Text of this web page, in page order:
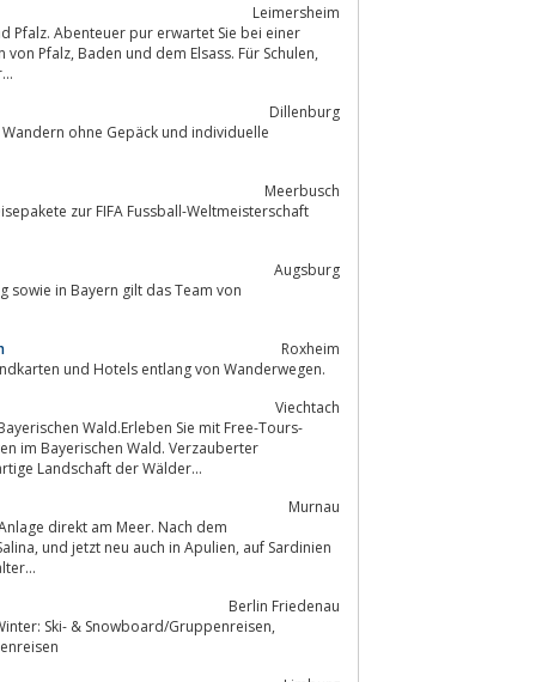
Leimersheim
Pfalz. Abenteuer pur erwartet Sie bei einer
Dillenburg
Meerbusch
zur FIFA Fussball-Weltmeisterschaft
Augsburg
sowie in Bayern gilt das Team von
Roxheim
finden Sie alles was Sie brauchen: Wegbeschreibungen, Landkarten und Hotels entlang von Wanderwegen.
Viechtach
Wald.Erleben Sie mit Free-Tours-
im Bayerischen Wald. Verzauberter
Landschaft der Wälder...
Murnau
direkt am Meer. Nach dem
Berlin Friedenau
Ski- & Snowboard/Gruppenreisen,